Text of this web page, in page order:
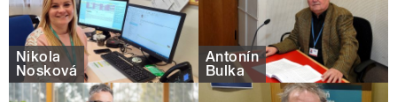
Nikola
Nosková
Antonín
Bulka